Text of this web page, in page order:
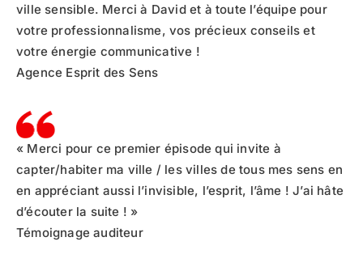
ville sensible. Merci à David et à toute l’équipe pour
votre professionnalisme, vos précieux conseils et
votre énergie communicative !
Agence Esprit des Sens
« Merci pour ce premier épisode qui invite à
capter/habiter ma ville / les villes de tous mes sens en
en appréciant aussi l’invisible, l’esprit, l’âme ! J’ai hâte
d’écouter la suite ! »
Témoignage auditeur